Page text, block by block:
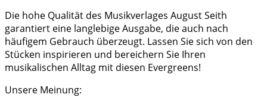
Die hohe Qualität des Musikverlages August Seith
garantiert eine langlebige Ausgabe, die auch nach
häufigem Gebrauch überzeugt. Lassen Sie sich von den
Stücken inspirieren und bereichern Sie Ihren
musikalischen Alltag mit diesen Evergreens!
Unsere Meinung: